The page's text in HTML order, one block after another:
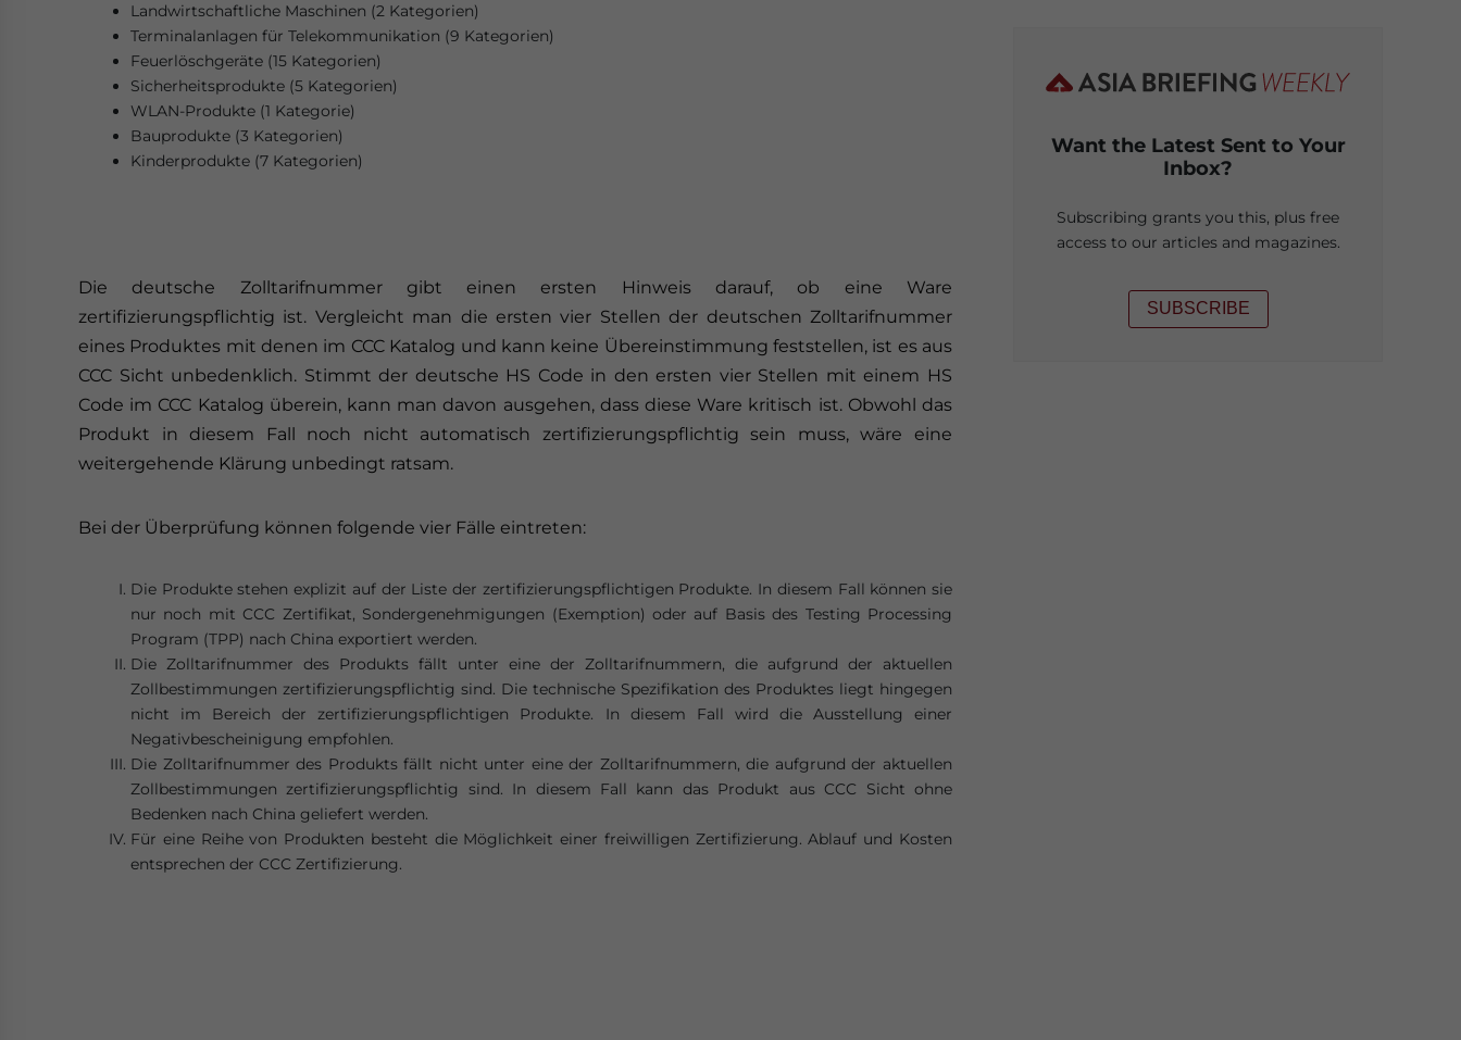
Landwirtschaftliche Maschinen (2 Kategorien)
Terminalanlagen für Telekommunikation (9 Kategorien)
Feuerlöschgeräte (15 Kategorien)
Sicherheitsprodukte (5 Kategorien)
WLAN-Produkte (1 Kategorie)
Bauprodukte (3 Kategorien)
Kinderprodukte (7 Kategorien)
Die deutsche Zolltarifnummer gibt einen ersten Hinweis darauf, ob eine Ware
zertifizierungspflichtig ist. Vergleicht man die ersten vier Stellen der deutschen Zolltarifnummer
eines Produktes mit denen im CCC Katalog und kann keine Übereinstimmung feststellen, ist es aus
CCC Sicht unbedenklich. Stimmt der deutsche HS Code in den ersten vier Stellen mit einem HS
Code im CCC Katalog überein, kann man davon ausgehen, dass diese Ware kritisch ist. Obwohl das
Produkt in diesem Fall noch nicht automatisch zertifizierungspflichtig sein muss, wäre eine
weitergehende Klärung unbedingt ratsam.
Bei der Überprüfung können folgende vier Fälle eintreten:
Die Produkte stehen explizit auf der Liste der zertifizierungspflichtigen Produkte. In diesem Fall können sie
nur noch mit CCC Zertifikat, Sondergenehmigungen (Exemption) oder auf Basis des Testing Processing
Program (TPP) nach China exportiert werden.
Die Zolltarifnummer des Produkts fällt unter eine der Zolltarifnummern, die aufgrund der aktuellen
Zollbestimmungen zertifizierungspflichtig sind. Die technische Spezifikation des Produktes liegt hingegen
nicht im Bereich der zertifizierungspflichtigen Produkte. In diesem Fall wird die Ausstellung einer
Negativbescheinigung empfohlen.
Die Zolltarifnummer des Produkts fällt nicht unter eine der Zolltarifnummern, die aufgrund der aktuellen
Zollbestimmungen zertifizierungspflichtig sind. In diesem Fall kann das Produkt aus CCC Sicht ohne
Bedenken nach China geliefert werden.
Für eine Reihe von Produkten besteht die Möglichkeit einer freiwilligen Zertifizierung. Ablauf und Kosten
entsprechen der CCC Zertifizierung.
Want the Latest Sent to Your
Inbox?
Subscribing grants you this, plus free
access to our articles and magazines.
SUBSCRIBE